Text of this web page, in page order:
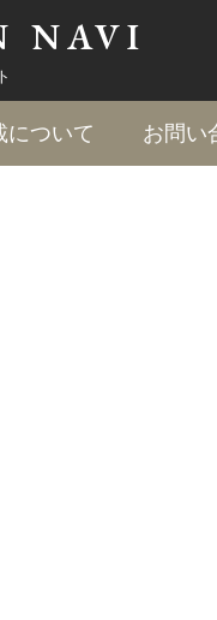
NAVI
について お問い